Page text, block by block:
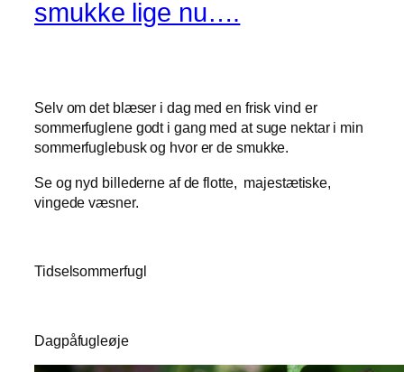
smukke lige nu….
Selv om det blæser i dag med en frisk vind er
sommerfuglene godt i gang med at suge nektar i min
sommerfuglebusk og hvor er de smukke.
Se og nyd billederne af de flotte, majestætiske,
vingede væsner.
Tidselsommerfugl
Dagpåfugleøje